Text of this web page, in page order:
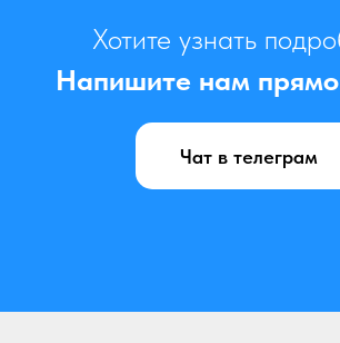
Хотите узнать
Напишите нам прямо
Чат в телеграм